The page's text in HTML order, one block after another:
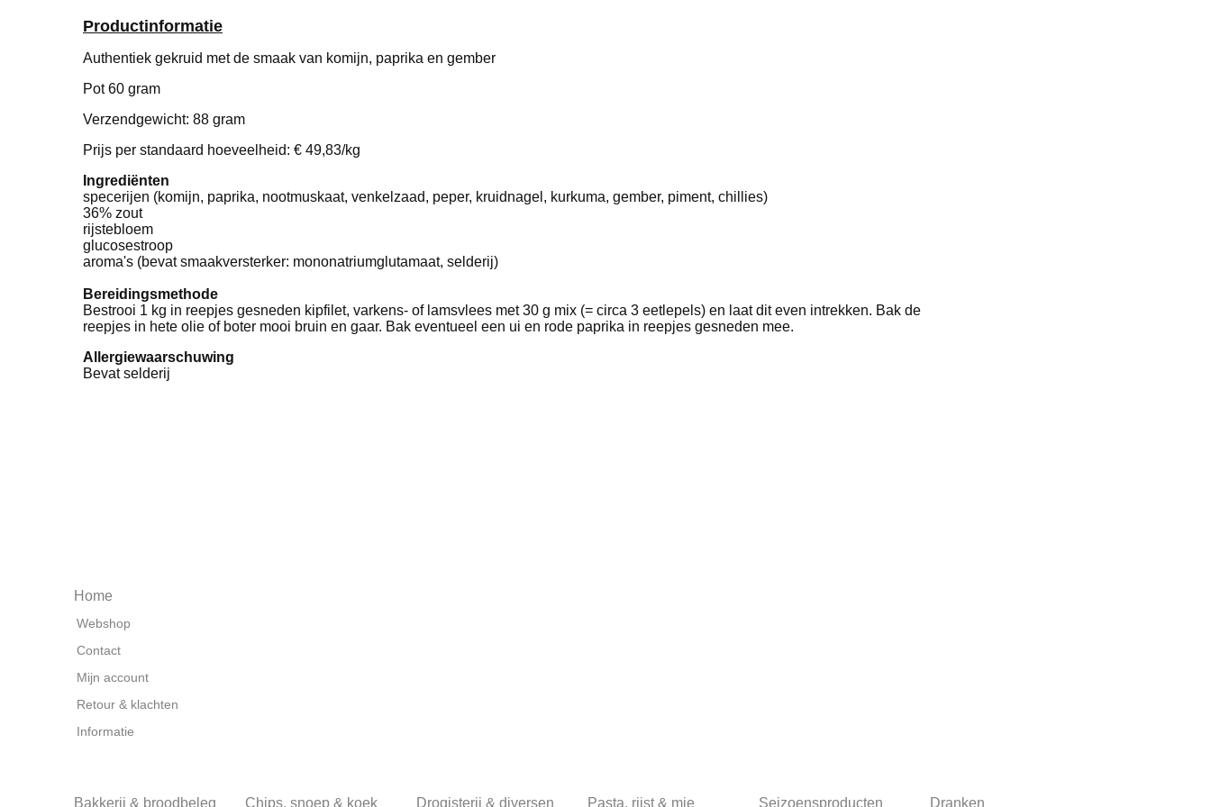
Productinformatie
Authentiek gekruid met de smaak van komijn, paprika en gember
Pot 60 gram
Verzendgewicht: 88 gram
Prijs per standaard hoeveelheid: € 49,83/kg
Ingrediënten
specerijen (komijn, paprika, nootmuskaat, venkelzaad, peper, kruidnagel, kurkuma, gember, piment, chillies)
36% zout
rijstebloem
glucosestroop
aroma's (bevat smaakversterker: mononatriumglutamaat, selderij)
Bereidingsmethode
Bestrooi 1 kg in reepjes gesneden kipfilet, varkens- of lamsvlees met 30 g mix (= circa 3 eetlepels) en laat dit even intrekken. Bak de
reepjes in hete olie of boter mooi bruin en gaar. Bak eventueel een ui en rode paprika in reepjes gesneden mee.
Allergiewaarschuwing
Bevat selderij
Home
Webshop
Contact
Mijn account
Retour & klachten
Informatie
Bakkerij & broodbeleg Chips, snoep & koek Drogisterij & diversen Pasta, rijst & mie Seizoensproducten Dranken